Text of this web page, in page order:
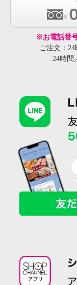
※お電話番
ご注文：
24時間